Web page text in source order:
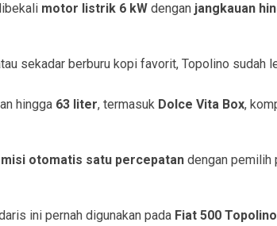
motor listrik 6 kW dengan jangkauan
sekadar berburu kopi favorit, Topolino sudah
hingga 63 liter, termasuk Dolce Vita Box,
otomatis satu percepatan dengan pemilih
ini pernah digunakan pada Fiat 500 Topolino